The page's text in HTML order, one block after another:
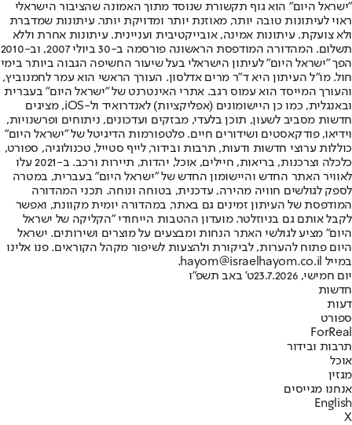
"ישראל היום" הוא גוף תקשורת שנוסד מתוך האמונה שהציבור הישראלי
ראוי לעיתונות טובה יותר, מאוזנת יותר ומדויקת יותר. עיתונות שמדברת
ולא צועקת. עיתונות אמינה, אובייקטיבית ועניינית. עיתונות אחרת וללא
תשלום. המהדורה המודפסת הראשונה פורסמה ב-30 ביולי 2007, וב-2010
הפך "ישראל היום" לעיתון הישראלי בעל שיעור החשיפה הגבוה ביותר בימי
חול. מו"ל העיתון היא ד"ר מרים אדלסון. העורך הראשי הוא עמר לחמנוביץ,
והעורך המייסד הוא עמוס רגב. אתרי האינטרנט של "ישראל היום" בעברית
ובאנגלית, כמו כן היישומונים (אפליקציות) לאנדרואיד ול-iOS, מציגים
חדשות מסביב לשעון, תוכן בלעדי, מבזקים ועדכונים, ניתוחים ופרשנויות,
וידיאו, פודקאסטים ושידורים חיים. פלטפורמות הדיגיטל של "ישראל היום"
כוללות ערוצי חדשות ודעות, תרבות ובידור, לייף סטייל, טכנולוגיה, ספורט,
כלכלה וצרכנות, בריאות, חיילים, אוכל, יהדות, תיירות ורכב. ב-2021 עלו
לאוויר האתר החדש והיישומון החדש של "ישראל היום" בעברית, במטרה
לספק לגולשים חוויה מהירה, עדכנית, בטוחה ונוחה. תכני המהדורה
המודפסת של העיתון זמינים גם באתר, במהדורה יומית מקוונת, ואפשר
לקבל אותם גם בניוזלטר. מועדון ההטבות הייחודי "הקליקה של ישראל
היום" מציע לגולשי האתר הנחות ומבצעים על מוצרים ושירותים. ישראל
היום פתוח להערות, לביקורת ולהצעות לשיפור מקהל הקוראים. פנו אלינו
במייל hayom@israelhayom.co.il.
יום חמישי, 23.7.2026
ט' באב תשפ"ו
חדשות
דעות
ספורט
ForReal
תרבות ובידור
אוכל
מגזין
אנחנו מגייסים
English
X